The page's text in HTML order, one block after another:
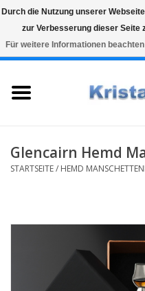
Snelle levering
Karaffen
Geschenke
Glencairn Hemd
STARTSEITE/ HEMD
Durch die Nutzung unserer
zur Verbesserung dieser Seite
Für weitere Informationen